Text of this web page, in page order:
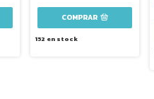
COMPRAR
152 en stock